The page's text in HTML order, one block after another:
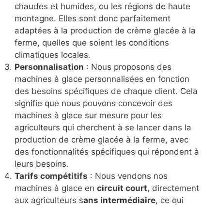
chaudes et humides, ou les régions de haute
montagne. Elles sont donc parfaitement
adaptées à la production de crème glacée à la
ferme, quelles que soient les conditions
climatiques locales.
Personnalisation : Nous proposons des
machines à glace personnalisées en fonction
des besoins spécifiques de chaque client. Cela
signifie que nous pouvons concevoir des
machines à glace sur mesure pour les
agriculteurs qui cherchent à se lancer dans la
production de crème glacée à la ferme, avec
des fonctionnalités spécifiques qui répondent à
leurs besoins.
Tarifs compétitifs : Nous vendons nos
machines à glace en circuit court, directement
aux agriculteurs sans intermédiaire, ce qui